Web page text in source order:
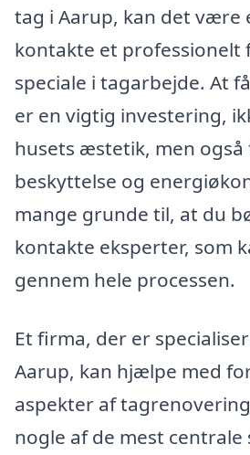
tag i Aarup, kan det være
kontakte et professionelt
speciale i tagarbejde. At
er en vigtig investering,
husets æstetik, men også
beskyttelse og
mange grunde til, at du
kontakte eksperter, som
gennem hele processen.
Et firma, der er
Aarup, kan hjælpe med
aspekter af
nogle af de mest centrale